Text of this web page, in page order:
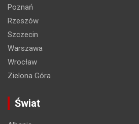
Poznań
Rzeszów
Szczecin
Warszawa
Wrocław
Zielona Góra
Świat